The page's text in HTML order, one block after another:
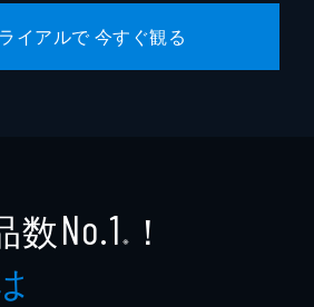
イアルで 今すぐ観る
数No.1 ※ ！